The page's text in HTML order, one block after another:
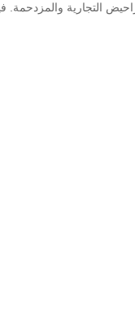
التجارية والمزدحمة.